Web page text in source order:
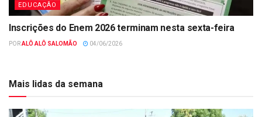
EDUCAÇÂO
Inscrições do Enem 2026 terminam nesta sexta-feira
PORALÔ ALÔ SALOMÃO 04/06/2026
Mais lidas da semana